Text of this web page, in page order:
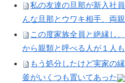
私の友達の旦那が新入社
んな旦那とウワキ相手、両
この度家族全員と絶縁し
から親類と呼べる人が１人
もう処分したけど実家の
釜がいくつも置いてあった